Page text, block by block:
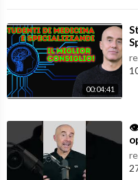
00:04:41